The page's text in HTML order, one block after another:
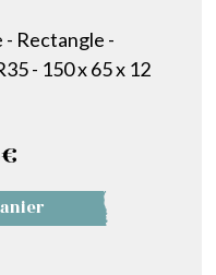
- Rectangle -
- 150 x 65 x 12
€